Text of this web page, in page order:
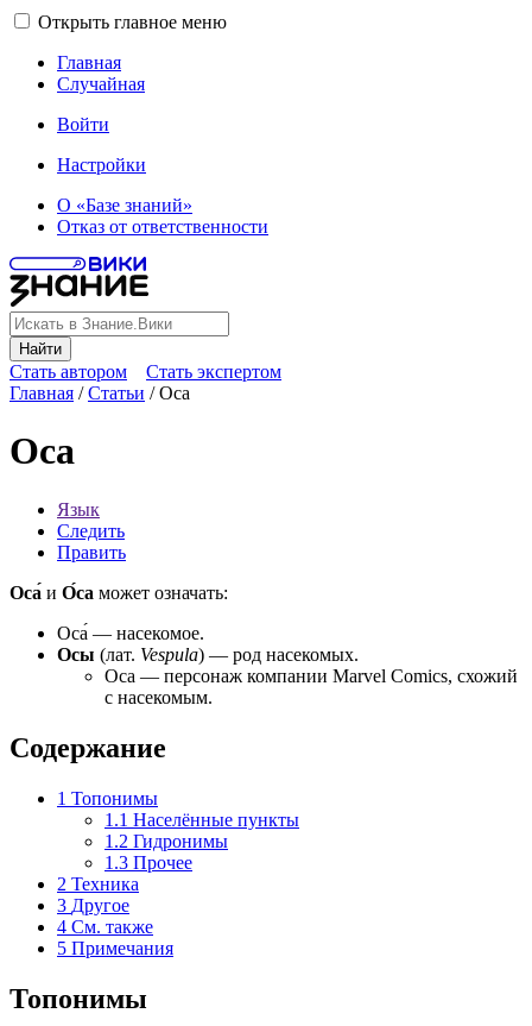
Открыть главное меню
Главная
Случайная
Войти
Настройки
О «Базе знаний»
Отказ от ответственности
Найти
Стать автором
Стать экспертом
Главная /Статьи /Оса
Оса
Язык
Следить
Править
Оса́ и О́са может означать:
Оса́ — насекомое.
Осы (лат. Vespula) — род насекомых.
Оса — персонаж компании Marvel Comics, схожий
с насекомым.
Содержание
1 Топонимы
1.1 Населённые пункты
1.2 Гидронимы
1.3 Прочее
2 Техника
3 Другое
4 См. также
5 Примечания
Топонимы